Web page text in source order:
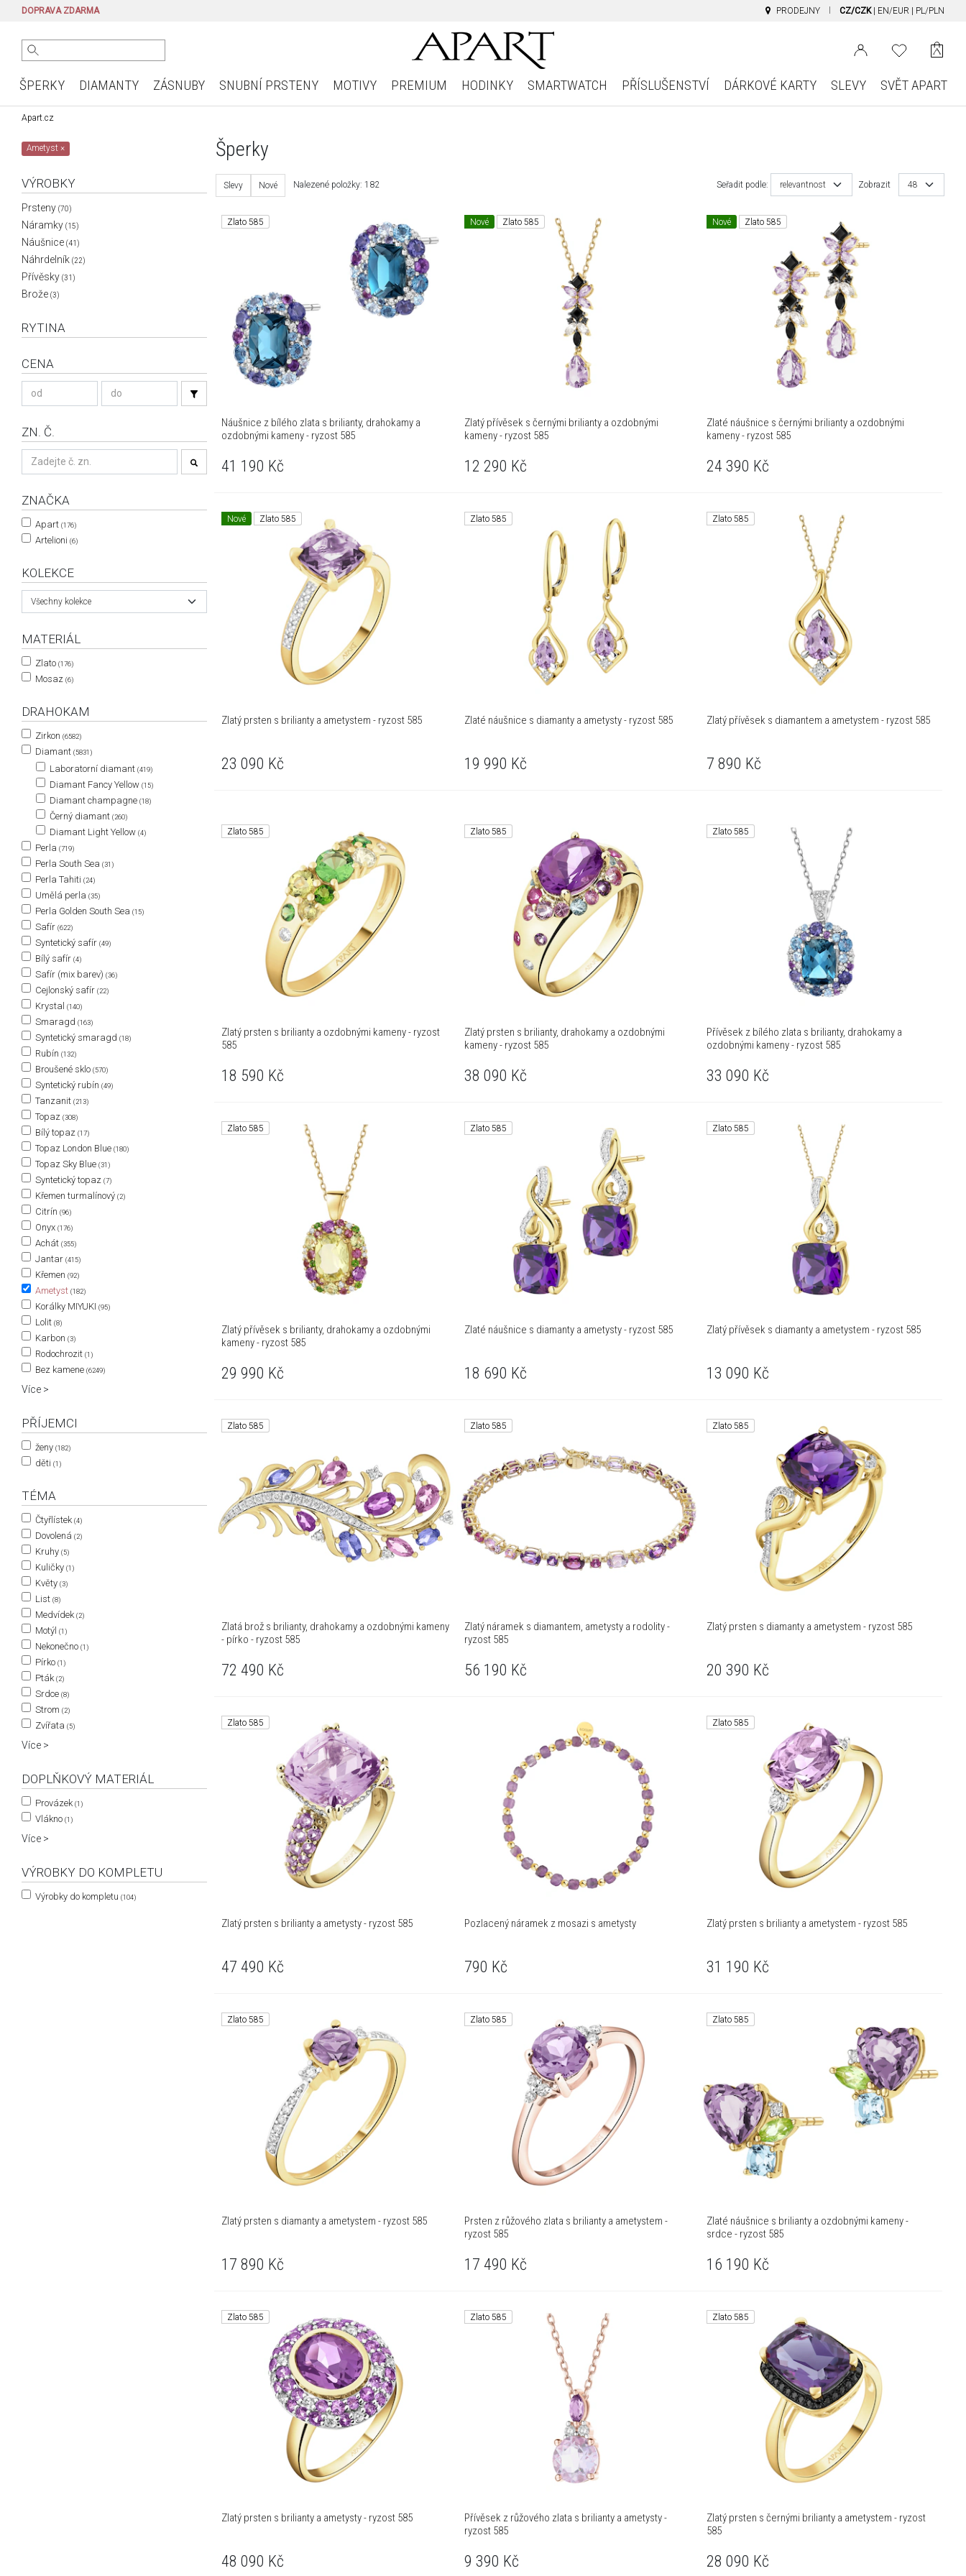
DOPRAVA ZDARMA PRODEJNY CZ/CZK EN/EUR PL/PLN
ŠPERKY DIAMANTY ZÁSNUBY SNUBNÍ PRSTENY MOTIVY PREMIUM HODINKY SMARTWATCH PŘÍSLUŠENSTVÍ DÁRKOVÉ KARTY SLEVY SVĚT APART
Apart.cz
Ametyst×
VÝROBKY
Prsteny (70)
Náramky (15)
Náušnice (41)
Náhrdelník (22)
Přívěsky (31)
Brože (3)
RYTINA
CENA
ZN. Č.
ZNAČKA
Apart (176)
Artelioni (6)
KOLEKCE
Všechny kolekce
MATERIÁL
Zlato (176)
Mosaz (6)
DRAHOKAM
Zirkon (6582)
Diamant (5831)
Laboratorní diamant (419)
Diamant Fancy Yellow (15)
Diamant champagne (18)
Černý diamant (260)
Diamant Light Yellow (4)
Perla (719)
Perla South Sea (31)
Perla Tahiti (24)
Umělá perla (35)
Perla Golden South Sea (15)
Safír (622)
Syntetický safír (49)
Bílý safír (4)
Safír (mix barev) (36)
Cejlonský safír (22)
Krystal (140)
Smaragd (163)
Syntetický smaragd (18)
Rubín (132)
Broušené sklo (570)
Syntetický rubín (49)
Tanzanit (213)
Topaz (308)
Bílý topaz (17)
Topaz London Blue (180)
Topaz Sky Blue (31)
Syntetický topaz (7)
Křemen turmalínový (2)
Citrín (96)
Onyx (176)
Achát (355)
Jantar (415)
Křemen (92)
Ametyst (182)
Korálky MIYUKI (95)
Lolit (8)
Karbon (3)
Rodochrozit (1)
Bez kamene (6249)
Více >
PŘÍJEMCI
ženy (182)
děti (1)
TÉMA
Čtyřlístek (4)
Dovolená (2)
Kruhy (5)
Kuličky (1)
Květy (3)
List (8)
Medvídek (2)
Motýl (1)
Nekonečno (1)
Pírko (1)
Pták (2)
Srdce (8)
Strom (2)
Zvířata (5)
Více >
DOPLŇKOVÝ MATERIÁL
Provázek(1)
Vlákno (1)
Více >
VÝROBKY DO KOMPLETU
Výrobky do kompletu (104)
Šperky
Seřadit podle: relevantnost Zobrazit 48
Slevy Nové Nalezené položky: 182
Zlato 585
Náušnice z bílého zlata s brilianty, drahokamy a
ozdobnými kameny - ryzost 585
41 190 Kč
Nové Zlato 585
Zlatý přívěsek s černými brilianty a ozdobnými
kameny - ryzost 585
12 290 Kč
Nové Zlato 585
Zlaté náušnice s černými brilianty a ozdobnými
kameny - ryzost 585
24 390 Kč
Nové Zlato 585
Zlatý prsten s brilianty a ametystem - ryzost 585
23 090 Kč
Zlato 585
Zlaté náušnice s diamanty a ametysty - ryzost 585
19 990 Kč
Zlato 585
Zlatý přívěsek s diamantem a ametystem - ryzost 585
7 890 Kč
Zlato 585
Zlatý prsten s brilianty a ozdobnými kameny - ryzost
585
18 590 Kč
Zlato 585
Zlatý prsten s brilianty, drahokamy a ozdobnými
kameny - ryzost 585
38 090 Kč
Zlato 585
Přívěsek z bílého zlata s brilianty, drahokamy a
ozdobnými kameny - ryzost 585
33 090 Kč
Zlato 585
Zlatý přívěsek s brilianty, drahokamy a ozdobnými
kameny - ryzost 585
29 990 Kč
Zlato 585
Zlaté náušnice s diamanty a ametysty - ryzost 585
18 690 Kč
Zlato 585
Zlatý přívěsek s diamanty a ametystem - ryzost 585
13 090 Kč
Zlato 585
Zlatá brož s brilianty, drahokamy a ozdobnými kameny
- pírko - ryzost 585
72 490 Kč
Zlato 585
Zlatý náramek s diamantem, ametysty a rodolity -
ryzost 585
56 190 Kč
Zlato 585
Zlatý prsten s diamanty a ametystem - ryzost 585
20 390 Kč
Zlato 585
Zlatý prsten s brilianty a ametysty - ryzost 585
47 490 Kč
Pozlacený náramek z mosazi s ametysty
790 Kč
Zlato 585
Zlatý prsten s brilianty a ametystem - ryzost 585
31 190 Kč
Zlato 585
Zlatý prsten s diamanty a ametystem - ryzost 585
17 890 Kč
Zlato 585
Prsten z růžového zlata s brilianty a ametystem -
ryzost 585
17 490 Kč
Zlato 585
Zlaté náušnice s brilianty a ozdobnými kameny -
srdce - ryzost 585
16 190 Kč
Zlato 585
Zlatý prsten s brilianty a ametysty - ryzost 585
48 090 Kč
Zlato 585
Přívěsek z růžového zlata s brilianty a ametysty -
ryzost 585
9 390 Kč
Zlato 585
Zlatý prsten s černými brilianty a ametystem - ryzost
585
28 090 Kč